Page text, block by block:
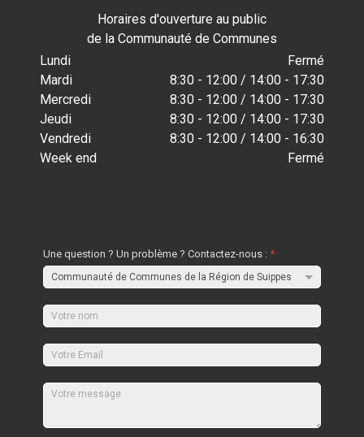
Horaires d'ouverture au public
de la Communauté de Communes
Lundi
Fermé
Mardi
8:30 - 12:00 / 14:00 - 17:30
Mercredi
8:30 - 12:00 / 14:00 - 17:30
Jeudi
8:30 - 12:00 / 14:00 - 17:30
Vendredi
8:30 - 12:00 / 14:00 - 16:30
Week end
Fermé
Une question ? Un problème ? Contactez-nous :*